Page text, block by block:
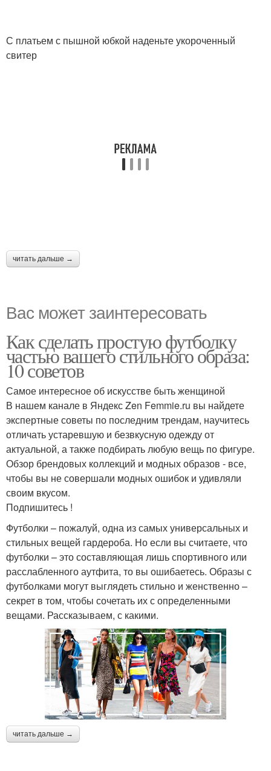
С платьем с пышной юбкой наденьте укороченный
свитер
читать дальше →
Вас может заинтересовать
Как сделать простую футболку
частью вашего стильного образа:
10 советов
Самое интересное об искусстве быть женщиной
В нашем канале в Яндекс Zen Femmie.ru вы найдете
экспертные советы по последним трендам, научитесь
отличать устаревшую и безвкусную одежду от
актуальной, а также подбирать любую вещь по фигуре.
Обзор брендовых коллекций и модных образов - все,
чтобы вы не совершали модных ошибок и удивляли
своим вкусом.
Подпишитесь !
Футболки – пожалуй, одна из самых универсальных и
стильных вещей гардероба. Но если вы считаете, что
футболки – это составляющая лишь спортивного или
расслабленного аутфита, то вы ошибаетесь. Образы с
футболками могут выглядеть стильно и женственно –
секрет в том, чтобы сочетать их с определенными
вещами. Рассказываем, с какими.
читать дальше →